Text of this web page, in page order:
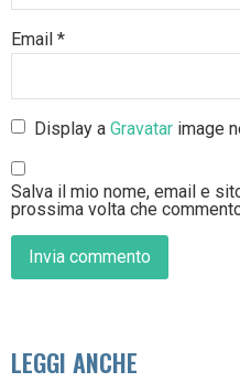
Email *
Display aGravatar image
Salva il mio nome, email e
prossima volta che
LEGGI ANCHE